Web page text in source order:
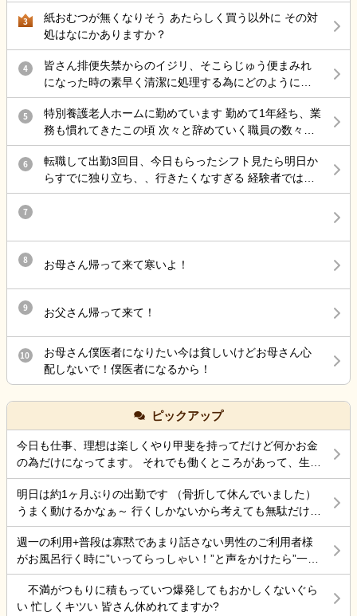
3
紙おむつが無くなりそう あたらしく買う以外に その対
処はなにかありますか？
4
皆さん排便失禁からのイジリ、そこらじゅう便まみれ
になった時の素早く清潔に処理する為にどのようにケ
アしていますか？
5
特別養護老人ホームに勤めています 勤めて1年経ち、業
務も慣れてきたこの頃 次々と辞めていく職員の数々…
お局さんは他部署にいるので そこへ配属されない限
り、滅多に会うことはないですが 仮に異動命令がきた
ら、またあのハラスメントを 受ける日々に逆戻りかと
思うと 憂鬱になります ようやくそこそこのボーナスを
6
転職して出勤3回目、今日もらったシフト見たら明日か
らすでに独り立ち、、行きたくなすぎる 経験者ではあ
るけど、ブランクあって不安なこともつたえて、指導
7
8 お母さん帰って来て寒いよ！
9 お父さん帰って来て！
10
お母さん僕医者になりたい今は貧しいけどお母さん心
配しないで！僕医者になるから！
ピックアップ
今日も仕事、理想は楽しくやり甲斐を持ってだけど何かお金
の為だけになってます。 それでも働くところがあって、生き
ていけているのでましなのでしょうね。 一番辛いのは、お金
がなく職探ししている時だったので今日も頑張ろうと思う。
それにしても古株は、好き勝手だから楽しそうです。私も古
株の時は、そんなに仕事行くのが辛くなく毎日そこそこ楽し
くやっていました。 転職は後悔はしていませんが、誰もが上
手くいかないのは確かですね。 そんなつぶやきです、では仕
明日は約1ヶ月ぶりの出勤です （骨折して休んでいました）
うまく動けるかなぁ～ 行くしかないから考えても無駄だけど
不安！
週一の利用+普段は寡黙であまり話さない男性のご利用者様
がお風呂行く時に”いってらっしゃい！”と声をかけたら”一緒
に行く？！？”と返してくれた。 そういう想像を上回るよう
なことがあるからこの仕事って楽しいんだよな。 まだ入って
4ヶ月弱しか経ってないけど。
不満がつもりに積もっていつ爆発してもおかしくないぐら
い 忙しくキツい 皆さん休めれてますか?